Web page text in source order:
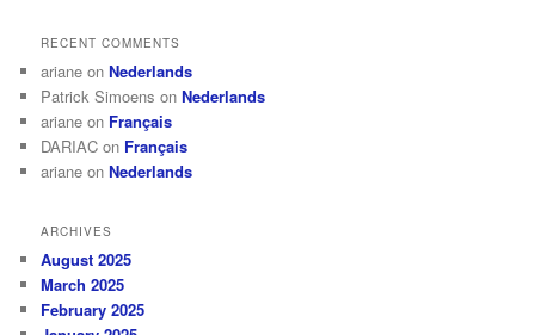
RECENT COMMENTS
ariane onNederlands
Patrick Simoens onNederlands
ariane on Français
DARIAC on Français
ariane onNederlands
ARCHIVES
August 2025
March 2025
February 2025